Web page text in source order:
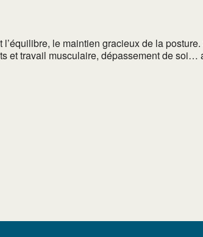
le maintien gracieux de la
et travail musculaire, dépassement de